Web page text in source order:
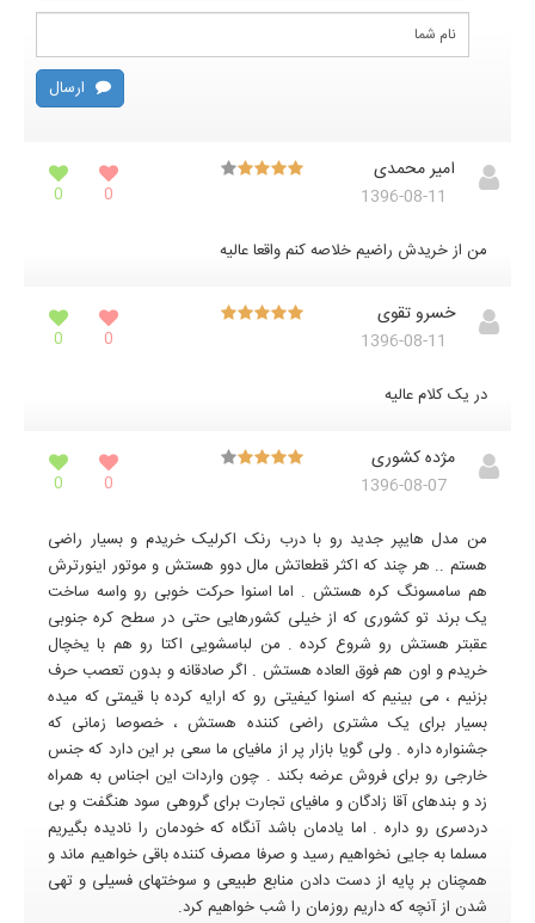
ارسال
امیر محمدی
1396-08-11
0
0
من از خریدش راضیم خلاصه کنم واقعا عالیه
خسرو تقوی
1396-08-11
0
0
در یک کلام عالیه
مژده کشوری
1396-08-07
0
0
من مدل هایپر جدید رو با درب رنک اکرلیک خریدم و بسیار راضی
هستم .. هر چند که اکثر قطعاتش مال دوو هستش و موتور اینورترش
هم سامسونگ کره هستش . اما اسنوا حرکت خوبی رو واسه ساخت
یک برند تو کشوری که از خیلی کشورهایی حتی در سطح کره جنوبی
عقبتر هستش رو شروع کرده . من لباسشویی اکتا رو هم با یخچال
خریدم و اون هم فوق العاده هستش . اگر صادقانه و بدون تعصب حرف
بزنیم ، می بینیم که اسنوا کیفیتی رو که ارایه کرده با قیمتی که میده
بسیار برای یک مشتری راضی کننده هستش ، خصوصا زمانی که
جشنواره داره . ولی گویا بازار پر از مافیای ما سعی بر این دارد که جنس
خارجی رو برای فروش عرضه بکند . چون واردات این اجناس به همراه
زد و بندهای آقا زادگان و مافیای تجارت برای گروهی سود هنگفت و بی
دردسری رو داره . اما یادمان باشد آنگاه که خودمان را نادیده بگیریم
مسلما به جایی نخواهیم رسید و صرفا مصرف کننده باقی خواهیم ماند و
همچنان بر پایه از دست دادن منابع طبیعی و سوختهای فسیلی و تهی
شدن از آنچه که داریم روزمان را شب خواهیم کرد.